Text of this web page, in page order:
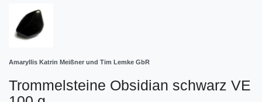
Amaryllis Katrin Meißner und Tim Lemke GbR
Trommelsteine Obsidian schwarz VE